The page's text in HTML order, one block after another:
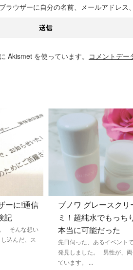
ラウザーに自分の名前、メールアドレス
Akismet を使っています。 コメントデー
ーに!通信
記
そんな想い
込んだ、ス
ブノワ グレースクリ
ミ！超純水でもっち
本当に可能だった
先日伺った、あるイベント
発見しました。 男性が、
ています。 ...